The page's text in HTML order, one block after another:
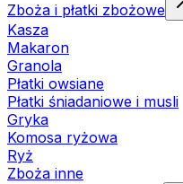
Zboża i płatki zbożowe
Kasza
Makaron
Granola
Płatki owsiane
Płatki śniadaniowe i musli
Gryka
Komosa ryżowa
Ryż
Zboża inne